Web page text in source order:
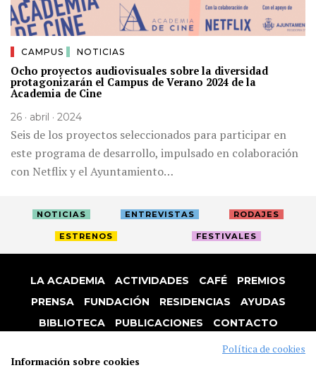
CAMPUS NOTICIAS
Ocho proyectos audiovisuales sobre la diversidad
protagonizarán el Campus de Verano 2024 de la
Academia de Cine
26 · abril · 2024
Seis de los proyectos seleccionados para participar en
este programa de desarrollo, impulsado en colaboración
con Netflix y el Ayuntamiento…
NOTICIAS ENTREVISTAS RODAJES
ESTRENOS FESTIVALES
LA ACADEMIA ACTIVIDADES CAFÉ
PREMIOS
PRENSA
FUNDACIÓN RESIDENCIAS
AYUDAS
BIBLIOTECA
PUBLICACIONES
CONTACTO
COOKIES
Política de cookies
Información sobre cookies